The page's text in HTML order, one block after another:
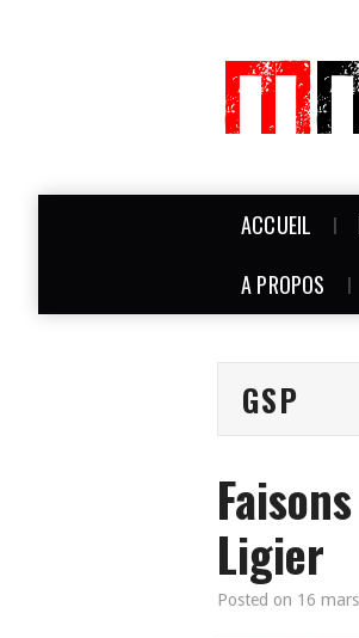
ACCUEIL
A PROPOS
GSP
Ligier
Posted on 16